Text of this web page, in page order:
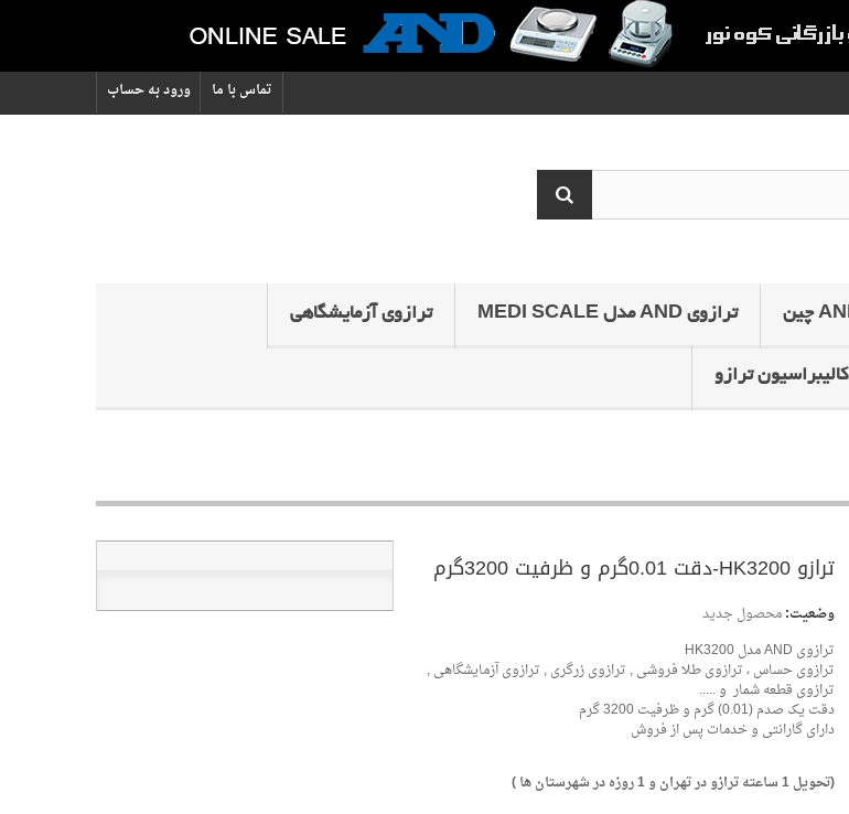
ورود به حساب تماس با ما
ترازوی AND مدل MEDI SCALE ترازوی آزمایشگاهی
کالیبراسیون ترازو
وضعیت:محصول جدید
ترازوی AND مدل HK3200
ترازوی حساس ، ترازوی طلا فروشی , ترازوی زرگری , ترازوی آزمایشگاهی ,
ترازوی قطعه شمار و .....
دقت یک صدم (0.01) گرم و ظرفیت 3200 گرم
دارای گارانتی و خدمات پس از فروش
(تحویل 1 ساعته ترازو در تهران و 1 روزه در شهرستان ها )